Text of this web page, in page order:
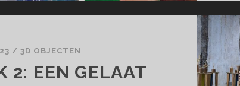
/ 3D OBJECTEN
2: EEN GELAAT